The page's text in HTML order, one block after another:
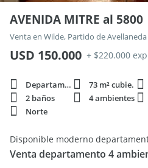
AVENIDA MITRE al 5800
Venta en Wilde, Partido de Avellaneda
USD 150.000 + $220.000
Departamento 73 m² cubie.
2 baños
4 ambientes
Norte
Venta departamento 4